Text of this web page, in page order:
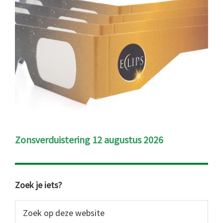
Zonsverduistering 12 augustus 2026
Primaire
Sidebar
Zoek je iets?
op